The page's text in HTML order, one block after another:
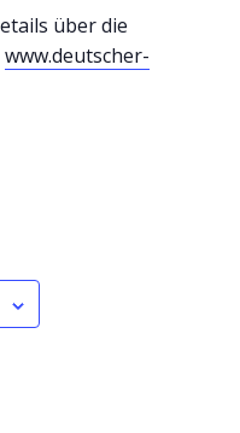
über die
www.deutscher-